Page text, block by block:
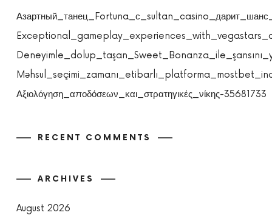
Αξιολόγηση_αποδόσεων_και_στρατηγικές_νίκης-35681733
RECENT COMMENTS
ARCHIVES
August 2026